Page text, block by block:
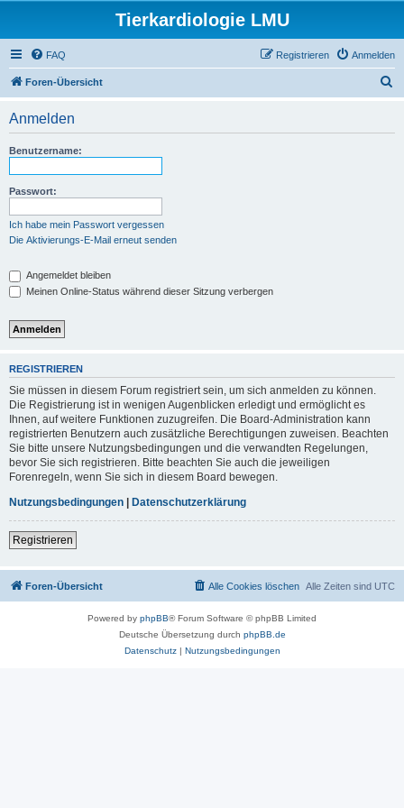
Tierkardiologie LMU
FAQ Anmelden
Registrieren
Foren-Übersicht
Anmelden
Benutzername:
Passwort:
Ich habe mein Passwort vergessen
Die Aktivierungs-E-Mail erneut senden
Angemeldet bleiben
Meinen Online-Status während dieser Sitzung verbergen
REGISTRIEREN
Sie müssen in diesem Forum registriert sein, um sich anmelden zu können.
Die Registrierung ist in wenigen Augenblicken erledigt und ermöglicht es
Ihnen, auf weitere Funktionen zuzugreifen. Die Board-Administration kann
registrierten Benutzern auch zusätzliche Berechtigungen zuweisen. Beachten
Sie bitte unsere Nutzungsbedingungen und die verwandten Regelungen,
bevor Sie sich registrieren. Bitte beachten Sie auch die jeweiligen
Forenregeln, wenn Sie sich in diesem Board bewegen.
Nutzungsbedingungen | Datenschutzerklärung
Registrieren
Foren-Übersicht Alle Zeiten sind UTC
Alle Cookies löschen
Powered by phpBB® Forum Software © phpBB Limited
Deutsche Übersetzung durch phpBB.de
Datenschutz| Nutzungsbedingungen